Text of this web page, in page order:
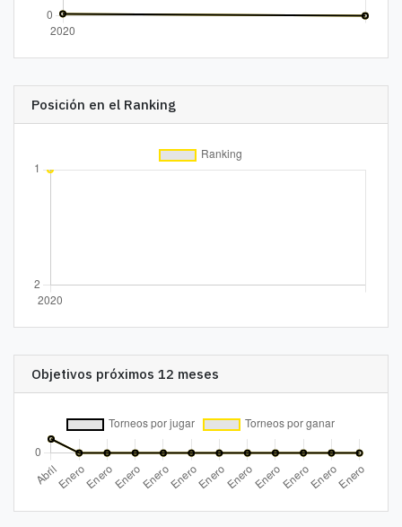
Posición en el Ranking
Objetivos próximos 12 meses